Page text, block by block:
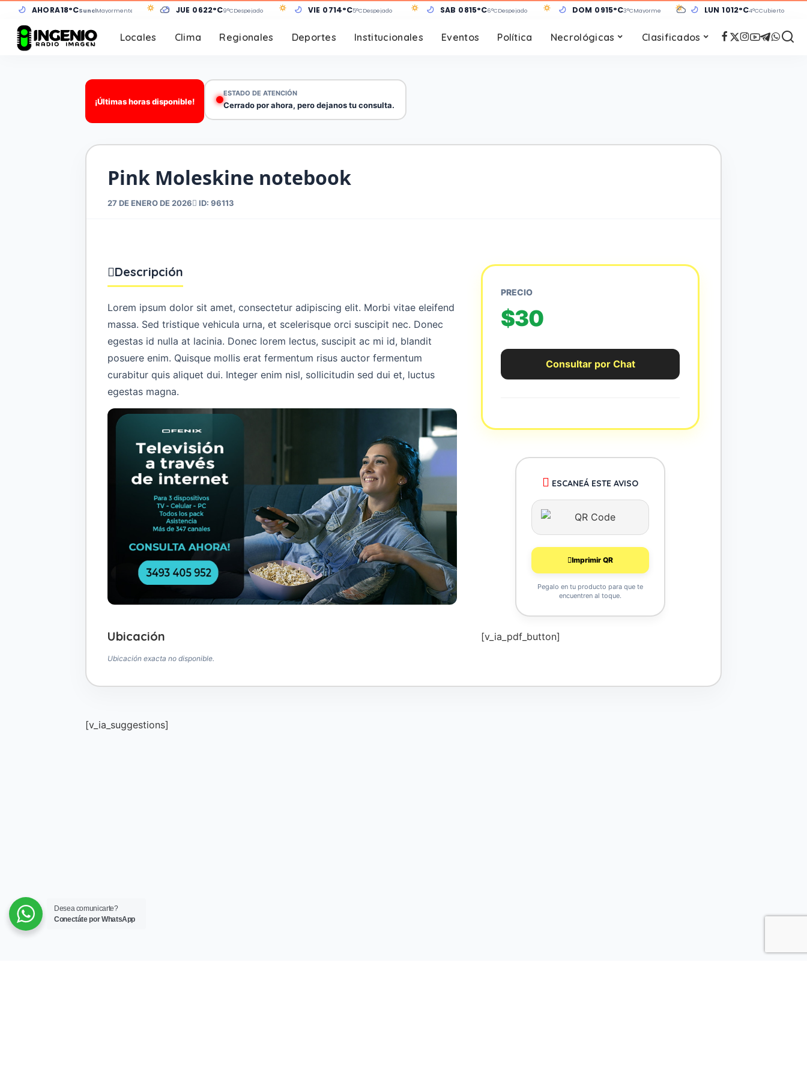
AHORA18°CSunchalesMayormente despejado JUE 0622°C9°CDespejado VIE 0714°C5°CDespejado SÁB 0815°C6°CDespejado DOM 0915°C3°CMayormente despejado LUN 1012°C4°CCubierto
Locales Clima Regionales Deportes Institucionales Eventos Política Necrológicas Clasificados
¡Últimas horas disponible!
ESTADO DE ATENCIÓN
Cerrado por ahora, pero dejanos tu consulta.
Pink Moleskine notebook
27 DE ENERO DE 2026 ID: 96113
Descripción
Lorem ipsum dolor sit amet, consectetur adipiscing elit. Morbi vitae eleifend
massa. Sed tristique vehicula urna, et scelerisque orci suscipit nec. Donec
egestas id nulla at lacinia. Donec lorem lectus, suscipit ac mi id, blandit
posuere enim. Quisque mollis erat fermentum risus auctor fermentum
curabitur quis aliquet dui. Integer enim nisl, sollicitudin sed dui et, luctus
egestas magna.
Ubicación
Ubicación exacta no disponible.
PRECIO
$30
Consultar por Chat
ESCANEÁ ESTE AVISO
Imprimir QR
Pegalo en tu producto para que te
encuentren al toque.
[v_ia_pdf_button]
[v_ia_suggestions]
Desea comunicarte?
Conectáte por WhatsApp